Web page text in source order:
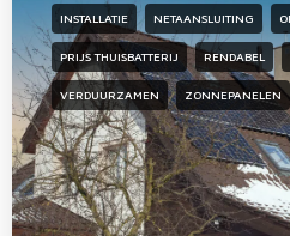
INSTALLATIE NETAANSLUITING
PRIJS THUISBATTERIJ RENDABEL
VERDUURZAMEN ZONNEPANELEN